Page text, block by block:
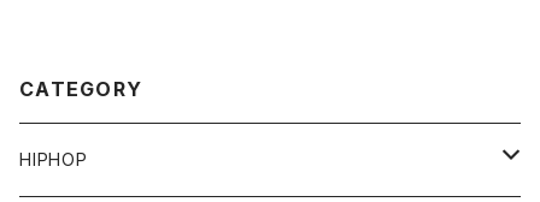
CATEGORY
HIPHOP